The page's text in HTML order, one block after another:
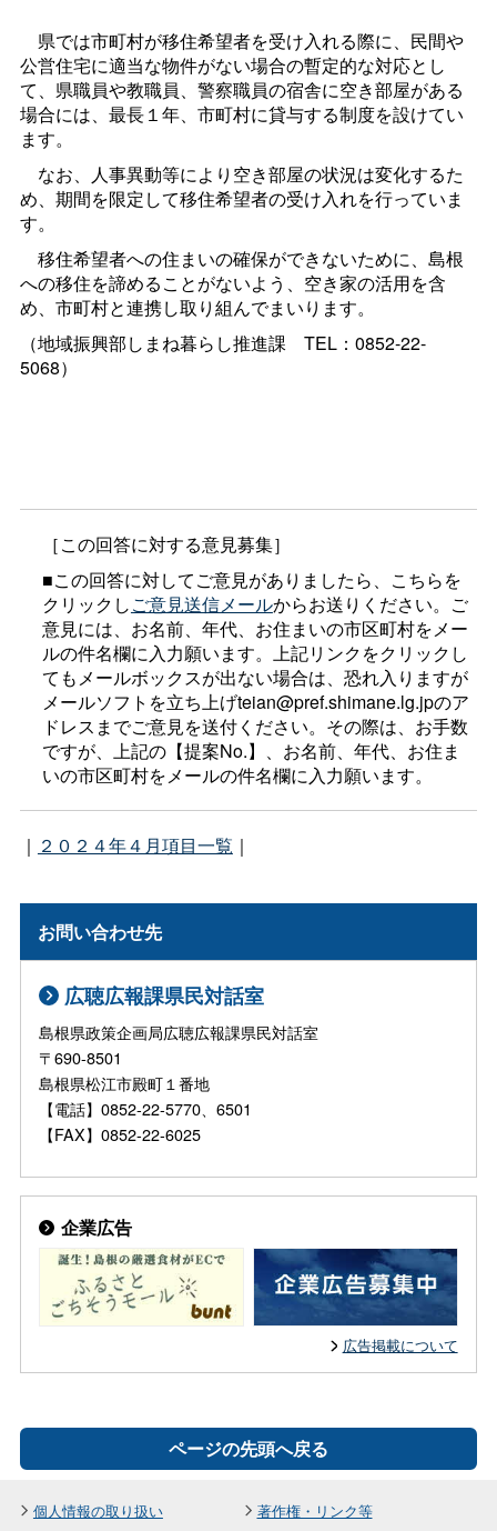
県では市町村が移住希望者を受け入れる際に、民間や
公営住宅に適当な物件がない場合の暫定的な対応とし
て、県職員や教職員、警察職員の宿舎に空き部屋がある
場合には、最長１年、市町村に貸与する制度を設けてい
ます。
なお、人事異動等により空き部屋の状況は変化するた
め、期間を限定して移住希望者の受け入れを行っていま
す。
移住希望者への住まいの確保ができないために、島根
への移住を諦めることがないよう、空き家の活用を含
め、市町村と連携し取り組んでまいります。
（地域振興部しまね暮らし推進課 TEL：0852-22-
5068）
［この回答に対する意見募集］
■この回答に対してご意見がありましたら、こちらを
クリックしご意見送信メールからお送りください。ご
意見には、お名前、年代、お住まいの市区町村をメー
ルの件名欄に入力願います。上記リンクをクリックし
てもメールボックスが出ない場合は、恐れ入りますが
メールソフトを立ち上げteian@pref.shimane.lg.jpのア
ドレスまでご意見を送付ください。その際は、お手数
ですが、上記の【提案No.】、お名前、年代、お住ま
いの市区町村をメールの件名欄に入力願います。
｜ ２０２４年４月項目一覧 ｜
お問い合わせ先
広聴広報課県民対話室
島根県政策企画局広聴広報課県民対話室
〒690-8501
島根県松江市殿町１番地
【電話】0852-22-5770、6501
【FAX】0852-22-6025
企業広告
広告掲載について
ページの先頭へ戻る
個人情報の取り扱い 著作権・リンク等